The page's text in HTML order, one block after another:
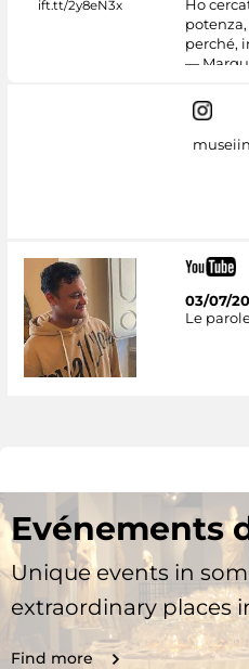
Ho
perché,
—
03/07/
Le
Evénements
Unique events in
extraordinary places
Find more